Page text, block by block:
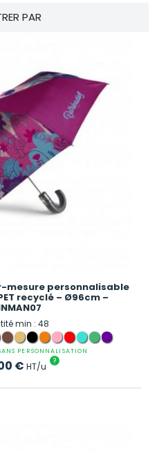
PAR
mesure personnalisable
recyclé – Ø96cm –
min : 48
PERSONNALISATION
€ HT/u ?